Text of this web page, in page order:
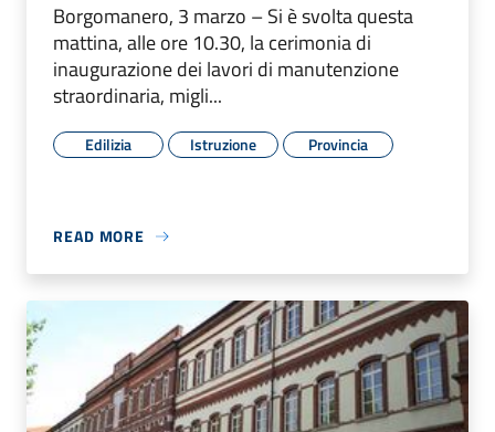
Borgomanero, 3 marzo – Si è svolta questa
mattina, alle ore 10.30, la cerimonia di
inaugurazione dei lavori di manutenzione
straordinaria, migli...
Edilizia Istruzione Provincia
READ MORE